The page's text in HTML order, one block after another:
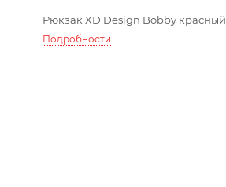
Рюкзак XD Design Bobby красный
Подробности